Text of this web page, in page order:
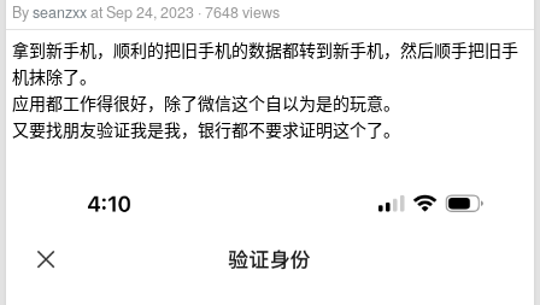
Byseanzxxat Sep 24, 2023 · 7648 views
拿到新手机，顺利的把旧手机的数据都转到新手机，然后顺手把旧手
机抹除了。
应用都工作得很好，除了微信这个自以为是的玩意。
又要找朋友验证我是我，银行都不要求证明这个了。